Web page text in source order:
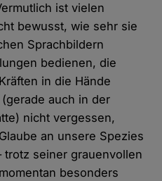
ist vielen
bewusst, wie sehr sie
Sprachbildern
bedienen, die
in die Hände
auch in der
nicht vergessen,
an unsere Spezies
trotz seiner grauenvollen
besonders